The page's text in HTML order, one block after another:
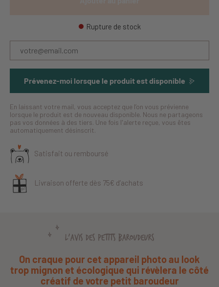
Rupture de stock
Prévenez-moi lorsque le produit est disponible
En laissant votre mail, vous acceptez que l’on vous prévienne
lorsque le produit est de nouveau disponible. Nous ne partageons
pas vos données à des tiers. Une fois l'alerte reçue, vous êtes
automatiquement désinscrit.
Satisfait ou remboursé
Livraison offerte dès 75€ d’achats
L'AVIS DES PETITS BAROUDEURS
On craque pour cet appareil photo au look
trop mignon et écologique qui révèlera le côté
créatif de votre petit baroudeur